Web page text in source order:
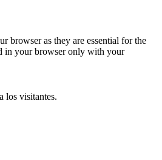
browser as they are essential for the
in your browser only with your
los visitantes.